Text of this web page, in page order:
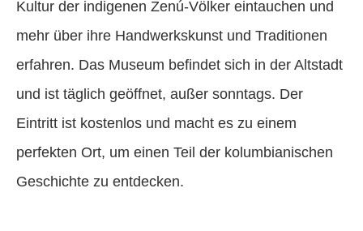
Kultur der indigenen Zenú-Völker eintauchen und
mehr über ihre Handwerkskunst und Traditionen
erfahren. Das Museum befindet sich in der Altstadt
und ist täglich geöffnet, außer sonntags. Der
Eintritt ist kostenlos und macht es zu einem
perfekten Ort, um einen Teil der kolumbianischen
Geschichte zu entdecken.